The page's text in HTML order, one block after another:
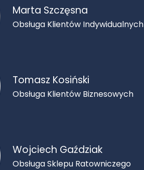
Marta Szczęsna
Obsługa Klientów Indywidualnych
Tomasz Kosiński
Obsługa Klientów Biznesowych
Wojciech Gaździak
Obsługa Sklepu Ratowniczego